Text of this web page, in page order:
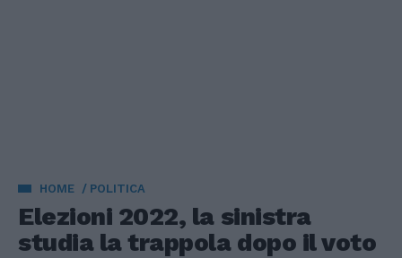
HOME POLITICA
Elezioni 2022, la sinistra
studia la trappola dopo il voto